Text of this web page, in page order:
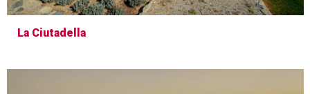
La Ciutadella